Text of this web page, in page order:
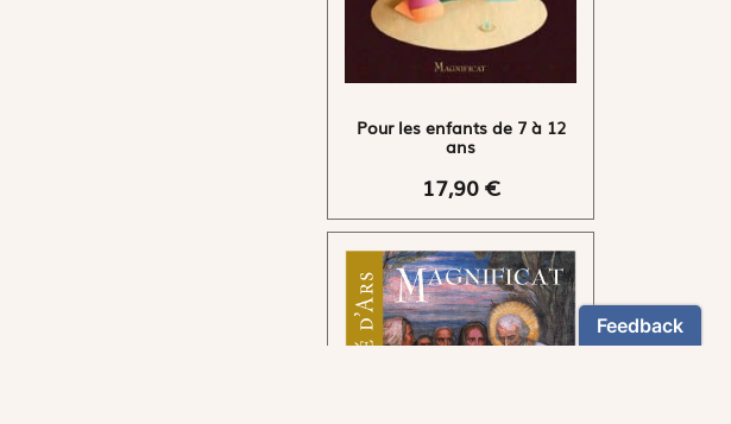
Pour les enfants de 7 à 12
ans
17,90 €